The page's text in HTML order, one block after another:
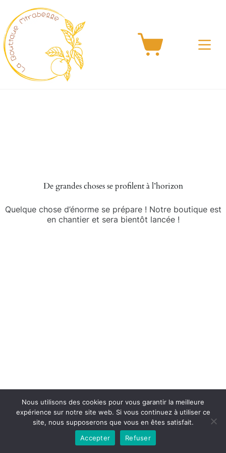
contenu
Panier
d’achat
De grandes choses se profilent à l’horizon
Quelque chose d’énorme se prépare ! Notre boutique est
en chantier et sera bientôt lancée !
Copyright © 2026la boutique mirabelle}.
Nous utilisons des cookies pour vous garantir la meilleure
expérience sur notre site web. Si vous continuez à utiliser ce
site, nous supposerons que vous en êtes satisfait.
Accepter
Refuser